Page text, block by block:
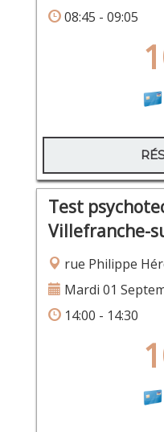
08:45 - 09:05
Test
Villefranche-
rue Philippe
Mardi 01
14:00 - 14:30